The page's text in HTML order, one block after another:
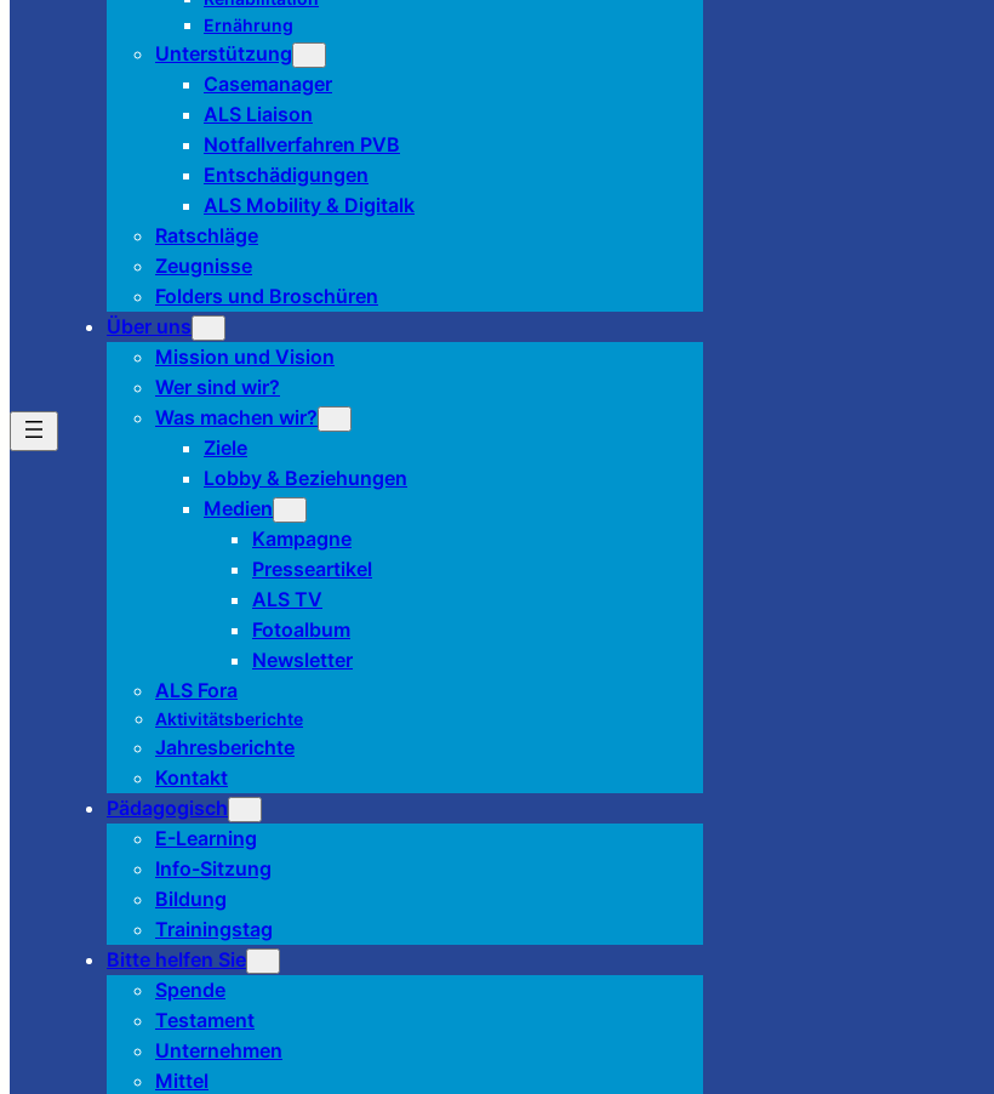
Ernährung
Unterstützung
Casemanager
ALS Liaison
Notfallverfahren PVB
Entschädigungen
ALS Mobility & Digitalk
Ratschläge
Zeugnisse
Folders und Broschüren
Über uns
Mission und Vision
Wer sind wir?
Was machen wir?
Ziele
Lobby & Beziehungen
Medien
Kampagne
Presseartikel
ALS TV
Fotoalbum
Newsletter
ALS Fora
Aktivitätsberichte
Jahresberichte
Kontakt
Pädagogisch
E-Learning
Info-Sitzung
Bildung
Trainingstag
Bitte helfen Sie
Spende
Testament
Unternehmen
Mittel